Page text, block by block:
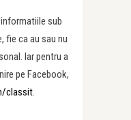
sub
fie ca au sau nu
Iar pentru a
pe Facebook,
classit.